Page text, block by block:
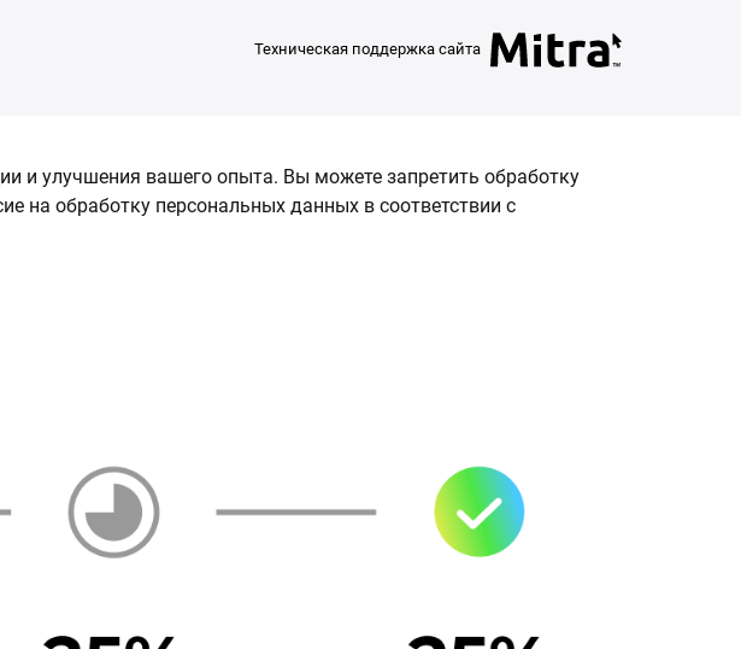
Техническая поддержка сайта
и улучшения вашего опыта. Вы можете запретить обработку
на обработку персональных данных в соответствии с